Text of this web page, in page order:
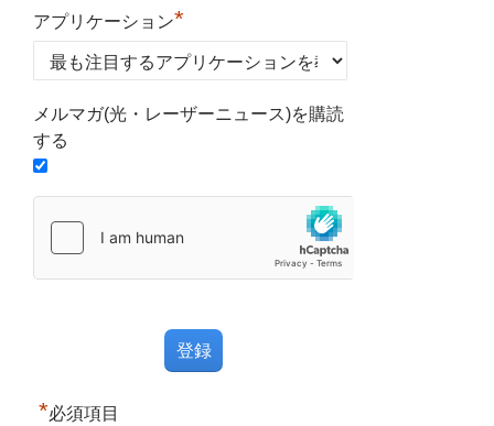
アプリケーション*
メルマガ(光・レーザーニュース)を購読
する
*必須項目